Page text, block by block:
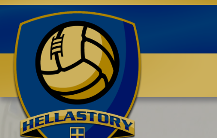
Benvenuti su HELLASTORY.net